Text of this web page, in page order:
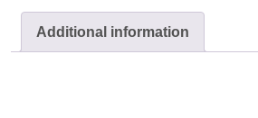
Additional information